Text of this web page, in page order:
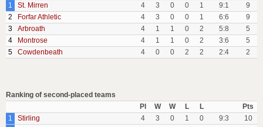
1
St. Mirren 4 3 0 0 1 9:1
9
2
Forfar Athletic 4 3 0 0 1 6:6
9
3
Arbroath 4 1 1 0 2 5:8
5
4
Montrose 4 1 1 0 2 3:6
5
5
Cowdenbeath 4 0 0 2 2 2:4 2
Ranking of second-placed teams
Pl
W W L L
Pts
1
Stirling 4 3 0 1 0 9:3
10